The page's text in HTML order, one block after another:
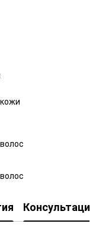
Консультация